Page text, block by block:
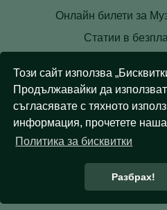
Този сайт използва
Продължавайки да
съгласявате с тяхното
информация, прочетете
Политика за бисквитки
Разбрах!
Онлайн билети за
Статии в
Лични
© 2008 - 2026 Правни